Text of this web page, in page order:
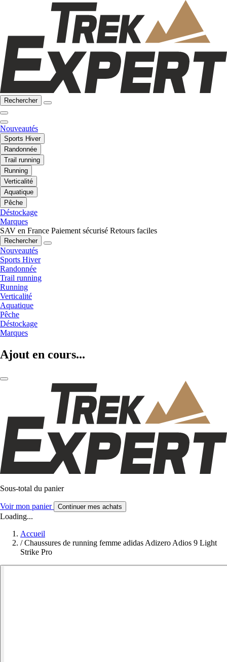
Rechercher
Nouveautés
Sports Hiver
Randonnée
Trail running
Running
Verticalité
Aquatique
Pêche
Déstockage
Marques
SAV en France Paiement sécurisé Retours faciles
Rechercher
Nouveautés
Sports Hiver
Randonnée
Trail running
Running
Verticalité
Aquatique
Pêche
Déstockage
Marques
Ajout en cours...
Sous-total du panier
Voir mon panier Continuer mes achats
Loading...
Accueil
/ Chaussures de running femme adidas Adizero Adios 9 Light
Strike Pro